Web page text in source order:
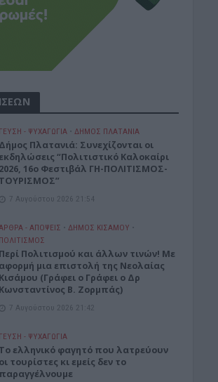
ΓΕΎΣΗ - ΨΥΧΑΓΩΓΊΑ • ΔΉΜΟΣ ΠΛΑΤΑΝΙΆ
Δήμος Πλατανιά: Συνεχίζονται οι
εκδηλώσεις “Πολιτιστικό Καλοκαίρι
2026, 16ο Φεστιβάλ ΓΗ-ΠΟΛΙΤΙΣΜΟΣ-
ΤΟΥΡΙΣΜΟΣ”
7 Αυγούστου 2026 21:54
- ΑΠΟΨΕΙΣ • ΔΉΜΟΣ ΚΙΣΆΜΟΥ •
ΠΟΛΙΤΙΣΜΟΣ
Περί Πολιτισμού και άλλων τινών! Mε
αφορμή μια επιστολή της Νεολαίας
Κισάμου (Γράφει ο Γράφει ο Δρ
Κωνσταντίνος Β. Ζορμπάς)
7 Αυγούστου 2026 21:42
ΓΕΎΣΗ - ΨΥΧΑΓΩΓΊΑ
Το ελληνικό φαγητό που λατρεύουν
οι τουρίστες κι εμείς δεν το
παραγγέλνουμε